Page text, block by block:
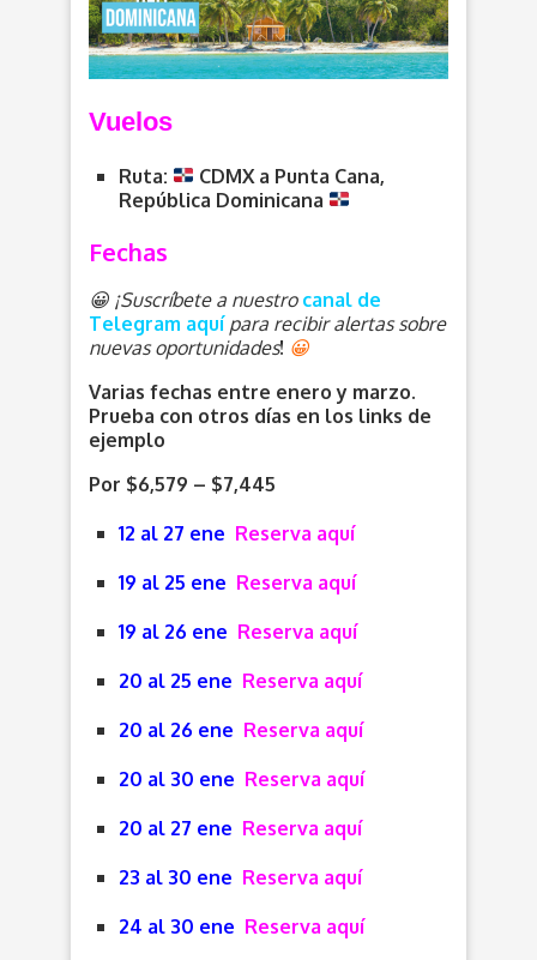
Vuelos
Ruta:
CDMX a Punta Cana,
República Dominicana
Fechas
😀 ¡Suscríbete a nuestro canal de
Telegram aquí para recibir alertas sobre
nuevas oportunidades! 😀
Varias fechas entre enero y marzo.
Prueba con otros días en los links de
ejemplo
Por $6,579 – $7,445
12 al 27 ene Reserva aquí
19 al 25 ene Reserva aquí
19 al 26 ene Reserva aquí
20 al 25 ene Reserva aquí
20 al 26 ene Reserva aquí
20 al 30 ene Reserva aquí
20 al 27 ene Reserva aquí
23 al 30 ene Reserva aquí
24 al 30 ene Reserva aquí